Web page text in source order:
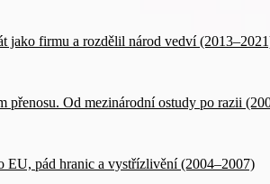
jako firmu a rozdělil národ vedví
přenosu. Od mezinárodní ostudy po razii
EU, pád hranic a vystřízlivění (2004–2007)